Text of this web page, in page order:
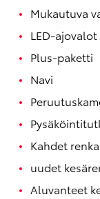
Corolla Touring
Mukautuva
LED-ajovalot
Plus-paketti
Navi
Kahdet
uudet
Aluvanteet